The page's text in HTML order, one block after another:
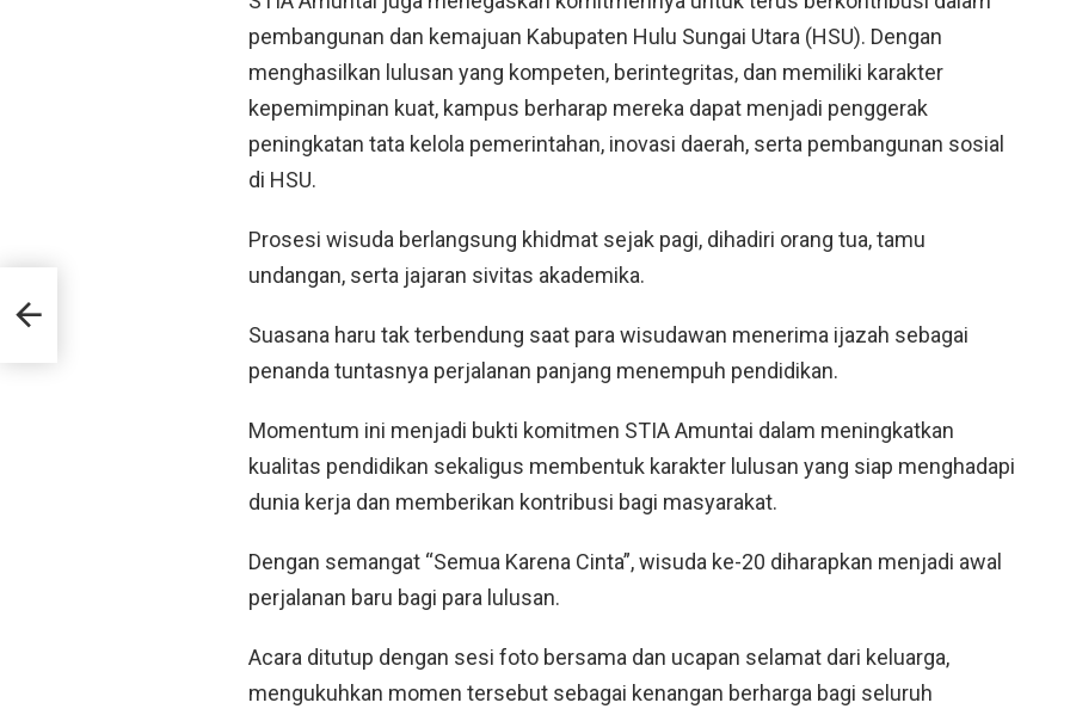
pembangunan dan kemajuan Kabupaten Hulu Sungai Utara (HSU). Dengan
menghasilkan lulusan yang kompeten, berintegritas, dan memiliki karakter
kepemimpinan kuat, kampus berharap mereka dapat menjadi penggerak
peningkatan tata kelola pemerintahan, inovasi daerah, serta pembangunan sosial
di HSU.
Prosesi wisuda berlangsung khidmat sejak pagi, dihadiri orang tua, tamu
undangan, serta jajaran sivitas akademika.
Suasana haru tak terbendung saat para wisudawan menerima ijazah sebagai
penanda tuntasnya perjalanan panjang menempuh pendidikan.
Momentum ini menjadi bukti komitmen STIA Amuntai dalam meningkatkan
kualitas pendidikan sekaligus membentuk karakter lulusan yang siap menghadapi
dunia kerja dan memberikan kontribusi bagi masyarakat.
Dengan semangat “Semua Karena Cinta”, wisuda ke-20 diharapkan menjadi awal
perjalanan baru bagi para lulusan.
Acara ditutup dengan sesi foto bersama dan ucapan selamat dari keluarga,
mengukuhkan momen tersebut sebagai kenangan berharga bagi seluruh